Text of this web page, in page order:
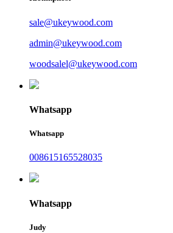
sale@ukeywood.com
admin@ukeywood.com
woodsalel@ukeywood.com
Whatsapp
Whatsapp
008615165528035
Whatsapp
Judy